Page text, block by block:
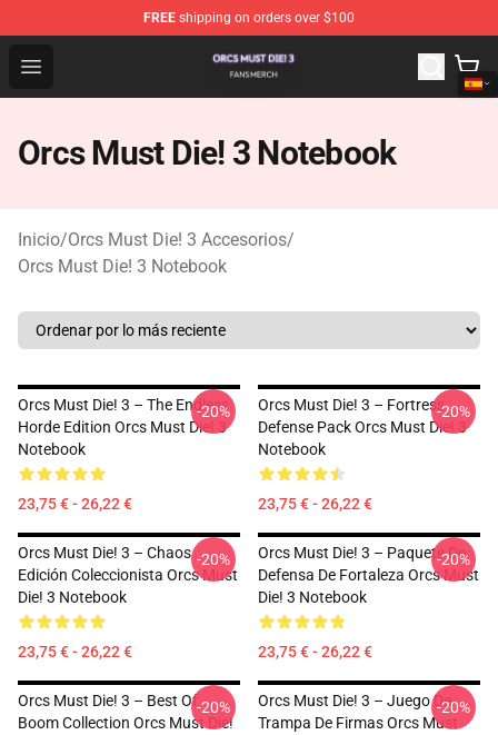
FREE shipping on orders over $100
Open menu
Orcs Must Die! 3 Shop - Official Orcs Must Die! 3
Orcs Must Die! 3 Notebook
Inicio/Orcs Must Die! 3 Accesorios/
Orcs Must Die! 3 Notebook
Orcs Must Die! 3 – The Endless
Horde Edition Orcs Must Die! 3
Notebook
23,75 € - 26,22 €
-20%
Orcs Must Die! 3 – Fortress
Defense Pack Orcs Must Die! 3
Notebook
23,75 € - 26,22 €
-20%
Orcs Must Die! 3 – Chaos
Edición Coleccionista Orcs Must
Die! 3 Notebook
23,75 € - 26,22 €
-20%
Orcs Must Die! 3 – Paquete De
Defensa De Fortaleza Orcs Must
Die! 3 Notebook
23,75 € - 26,22 €
-20%
Orcs Must Die! 3 – Best Of
Boom Collection Orcs Must Die!
-20%
Orcs Must Die! 3 – Juego De
Trampa De Firmas Orcs Must
-20%